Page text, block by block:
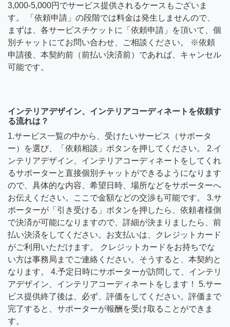
3,000-5,000円でサービス提供されるケースもございま
す。 「依頼申請」の段階では料金は発生しませんので、
まずは、各サービスチケットに「依頼申請」を頂いて、個
別チャットにてお問い合わせ、ご相談ください。 ※依頼
申請後、本契約前（前払い決済前）であれば、キャンセル
可能です。
インテリアデザイン、インテリアコーディネートを依頼す
る流れは？
1.サービス一覧の中から、受けたいサービス（サポータ
ー）を選び、「依頼相談」ボタンを押してください。 2.イ
ンテリアデザイン、インテリアコーディネートをしてくれ
るサポーターと直接個別チャットができるようになります
ので、具体的な内容、希望日時、場所などをサポーターへ
お伝えください。ここで金額などの交渉も可能です。 3.サ
ポーターが「引き受ける」ボタンを押したら、依頼者様側
で決済が可能になりますので、詳細が決まりましたら、前
払い決済をしてください。お支払いは、クレジットカード
がご利用いただけます。 クレジットカードをお持ちでな
い方は事務局までご連絡ください。そうすると、本契約と
なります。 4.予定日時にサポーターが訪問して、インテリ
アデザイン、インテリアコーディネートをします！ 5.サー
ビス提供終了後は、必ず、評価をしてください。評価まで
完了すると、サポーターが報酬を受け取ることができま
す。